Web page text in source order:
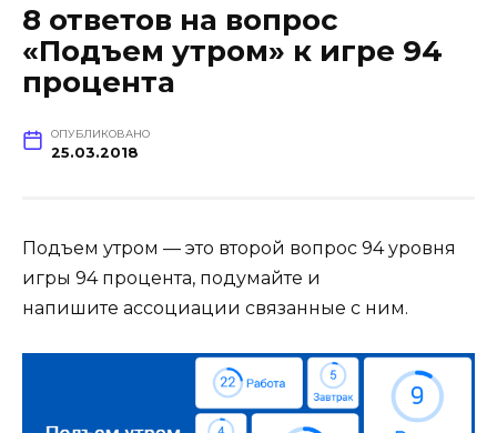
8 ответов на вопрос
«Подъем утром» к игре 94
процента
ОПУБЛИКОВАНО
25.03.2018
Подъем утром — это второй вопрос 94 уровня
игры 94 процента, подумайте и
напишите ассоциации связанные с ним.